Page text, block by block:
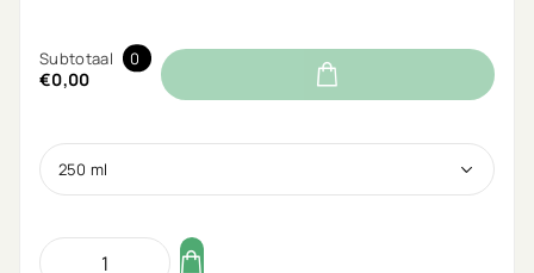
Subtotaal 0
€0,00